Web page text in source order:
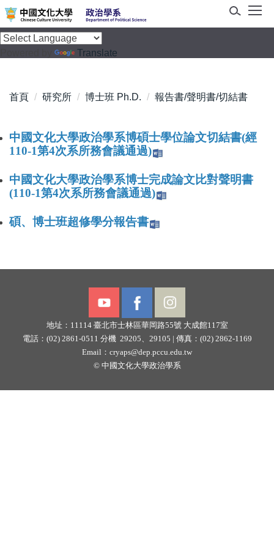
跳
到
主
區
Translate
首頁 研究所 博士班 Ph.D. 報告書/聲明書/切結書
中國文化大學政治學系博碩士學位論文切結書(經
110-1第4次系所務會議通過)
中國文化大學政治學系博士完成論文比對聲明書
(110-1第4次系所務會議通過)
碩、博士班超修學分報告書
地址：11114 臺北市士林區華岡路55號 大成館117室
電話：(02) 2861-0511 分機 29205、29105 | 傳真：(02) 2862-1169
Email： cryaps@dep.pccu.edu.tw
©中國文化大學政治學系